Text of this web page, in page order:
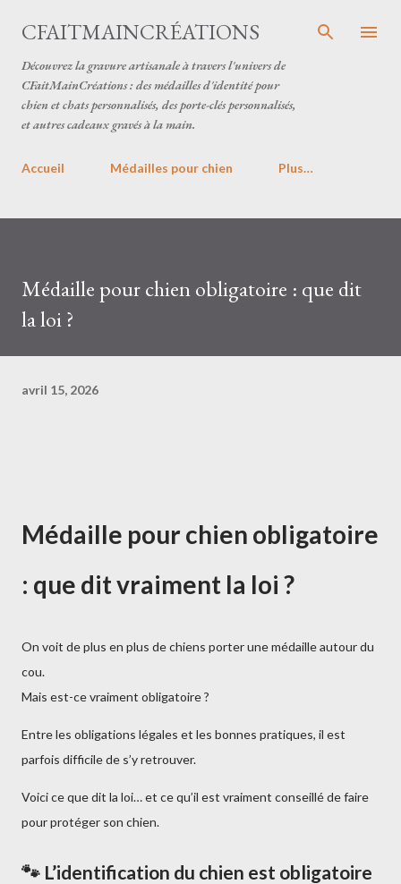
Accéder au contenu principal
CFAITMAINCRÉATIONS
Découvrez la gravure artisanale à travers l'univers de
CFaitMainCréations : des médailles d'identité pour
chien et chats personnalisés, des porte-clés personnalisés,
et autres cadeaux gravés à la main.
Accueil Médailles pour chien Plus…
Médaille pour chien obligatoire : que dit
la loi ?
avril 15, 2026
Médaille pour chien obligatoire
: que dit vraiment la loi ?
On voit de plus en plus de chiens porter une médaille autour du
cou.
Mais est-ce vraiment obligatoire ?
Entre les obligations légales et les bonnes pratiques, il est
parfois difficile de s’y retrouver.
Voici ce que dit la loi… et ce qu’il est vraiment conseillé de faire
pour protéger son chien.
🐾 L’identification du chien est obligatoire